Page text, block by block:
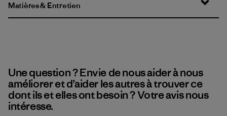
Matières & Entretien
Une question ? Envie de nous aider à nous
améliorer et d’aider les autres à trouver ce
dont ils et elles ont besoin ? Votre avis nous
intéresse.